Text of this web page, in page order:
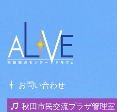
お問い合わせ
秋田市民交流プラザ管理室